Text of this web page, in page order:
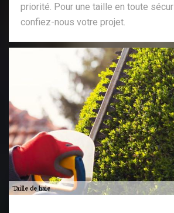
priorité. Pour une taille en toute
confiez-nous votre projet.